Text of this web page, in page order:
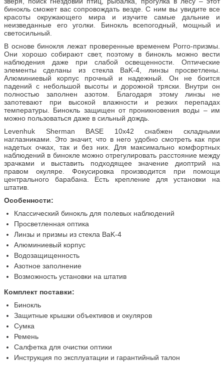
бинокль сможет вас сопровождать везде. С ним вы увидите все
красоты окружающего мира и изучите самые дальние и
неизведанные его уголки. Бинокль всепогодный, мощный и
светосильный.
В основе бинокля лежат проверенные временем Porro-призмы.
Они хорошо собирают свет, поэтому в бинокль можно вести
наблюдения даже при слабой освещенности. Оптические
элементы сделаны из стекла BaK-4, линзы просветлены.
Алюминиевый корпус прочный и надежный. Он не боится
падений с небольшой высоты и дорожной тряски. Внутри он
полностью заполнен азотом. Благодаря этому линзы не
запотевают при высокой влажности и резких перепадах
температуры. Бинокль защищен от проникновения воды – им
можно пользоваться даже в сильный дождь.
Levenhuk Sherman BASE 10x42 снабжен складными
наглазниками. Это значит, что в него удобно смотреть как при
надетых очках, так и без них. Для максимально комфортных
наблюдений в бинокле можно отрегулировать расстояние между
зрачками и выставить подходящее значение диоптрий на
правом окуляре. Фокусировка производится при помощи
центрального барабана. Есть крепление для установки на
штатив.
Особенности:
Классический бинокль для полевых наблюдений
Просветленная оптика
Линзы и призмы из стекла BaK-4
Алюминиевый корпус
Водозащищенность
Азотное заполнение
Возможность установки на штатив
Комплект поставки:
Бинокль
Защитные крышки объективов и окуляров
Сумка
Ремень
Салфетка для очистки оптики
Инструкция по эксплуатации и гарантийный талон